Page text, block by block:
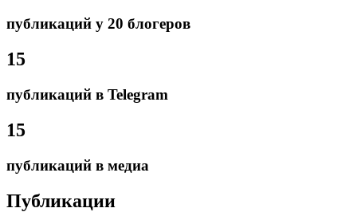
публикаций у 20 блогеров
15
публикаций в Telegram
15
публикаций в медиа
Публикации